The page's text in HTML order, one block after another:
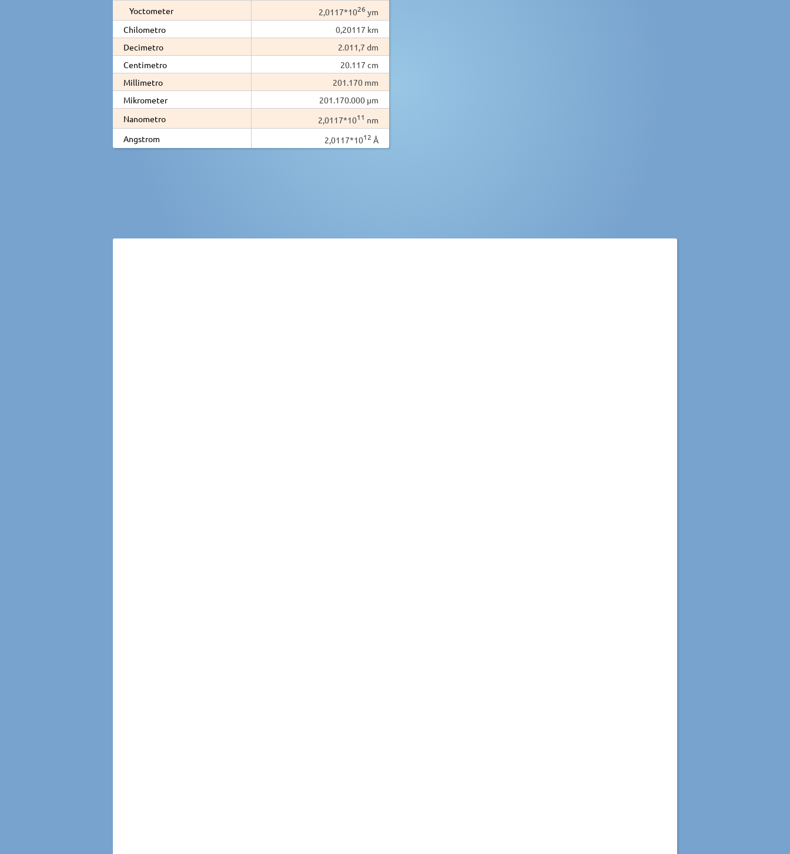
Yoctometer
2,0117*1026 ym
Chilometro
0,20117 km
Decimetro
2.011,7 dm
Centimetro
20.117 cm
Millimetro
201.170 mm
Mikrometer
201.170.000 µm
Nanometro
2,0117*1011 nm
Angstrom
2,0117*1012 Å